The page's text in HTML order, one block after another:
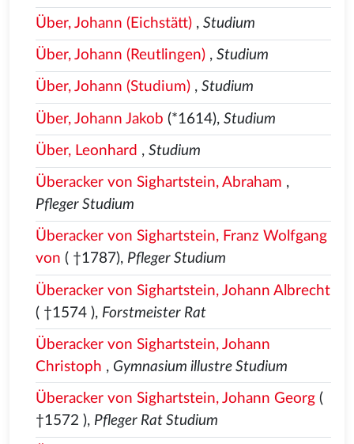
Über, Johann (Eichstätt), Studium
Über, Johann (Reutlingen), Studium
Über, Johann (Studium), Studium
Über, Johann Jakob (*1614), Studium
Über, Leonhard , Studium
Überacker von Sighartstein, Abraham ,
Pfleger Studium
Überacker von Sighartstein, Franz Wolfgang
von ( †1787), Pfleger Studium
Überacker von Sighartstein, Johann Albrecht
( †1574 ), Forstmeister Rat
Überacker von Sighartstein, Johann
Christoph , Gymnasium illustre Studium
Überacker von Sighartstein, Johann Georg(
†1572 ), Pfleger Rat Studium